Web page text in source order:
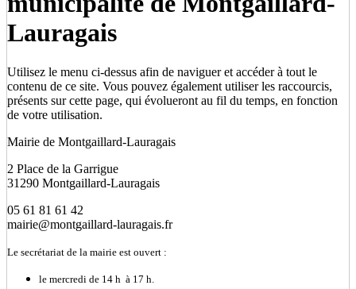
Lauragais
Utilisez le menu ci-dessus afin de naviguer et accéder à tout le
contenu de ce site. Vous pouvez également utiliser les raccourcis,
présents sur cette page, qui évolueront au fil du temps, en fonction
de votre utilisation.
Mairie de Montgaillard-Lauragais
2 Place de la Garrigue
31290 Montgaillard-Lauragais
05 61 81 61 42
mairie@montgaillard-lauragais.fr
Le secrétariat de la mairie est ouvert :
le mercredi de 14 h à 17 h.